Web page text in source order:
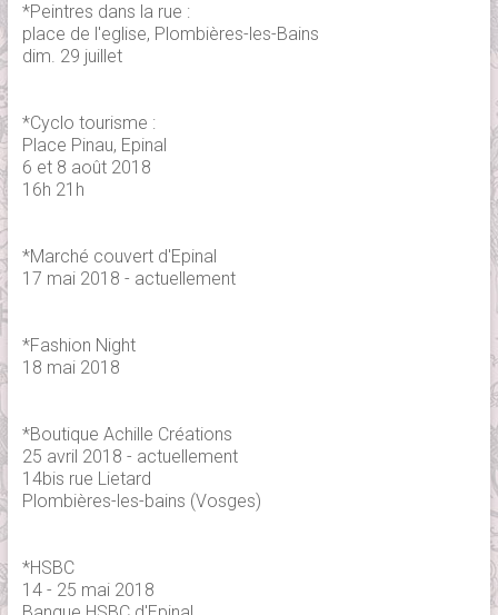
*Peintres dans la rue :
place de l'eglise, Plombières-les-Bains
dim. 29 juillet
*Cyclo tourisme :
Place Pinau, Epinal
6 et 8 août 2018
16h 21h
*Marché couvert d'Epinal
17 mai 2018 - actuellement
*Fashion Night
18 mai 2018
*Boutique Achille Créations
25 avril 2018 - actuellement
14bis rue Lietard
Plombières-les-bains (Vosges)
*HSBC
14 - 25 mai 2018